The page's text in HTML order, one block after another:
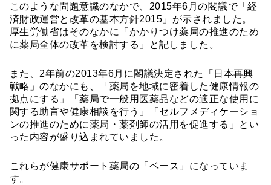
このような問題意識のなかで、2015年6月の閣議で「経
済財政運営と改革の基本方針2015」が示されました。
厚生労働省はそのなかに「かかりつけ薬局の推進のため
に薬局全体の改革を検討する」と記しました。
また、2年前の2013年6月に閣議決定された「日本再興
戦略」のなかにも、「薬局を地域に密着した健康情報の
拠点にする」「薬局で一般用医薬品などの適正な使用に
関する助言や健康相談を行う」「セルフメディケーショ
ンの推進のために薬局・薬剤師の活用を促進する」とい
った内容が盛り込まれていました。
これらが健康サポート薬局の「ベース」になっていま
す。